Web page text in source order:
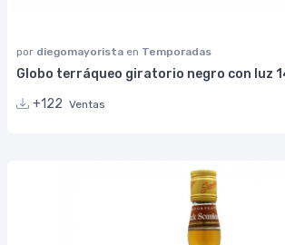
por diegomayorista en Temporadas
Globo terráqueo giratorio negro con luz
+122 Ventas